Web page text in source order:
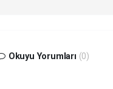
Okuyu Yorumları (0)